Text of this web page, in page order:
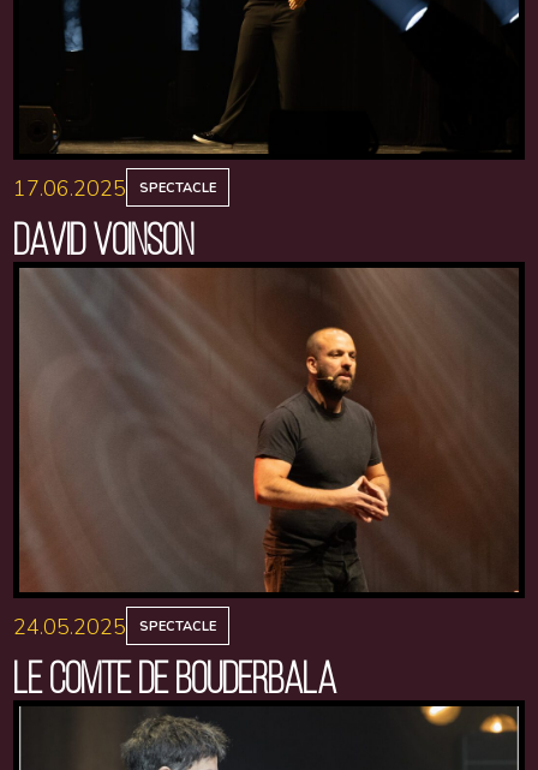
17.06.2025 SPECTACLE
DAVID VOINSON
24.05.2025 SPECTACLE
LE COMTE DE BOUDERBALA